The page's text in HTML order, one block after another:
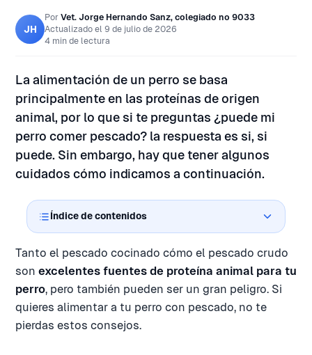
JH
Por Vet. Jorge Hernando Sanz, colegiado nº 9033
Actualizado el 9 de julio de 2026
4 min de lectura
La alimentación de un perro se basa
principalmente en las proteínas de origen
animal, por lo que si te preguntas ¿puede mi
perro comer pescado? la respuesta es si, si
puede. Sin embargo, hay que tener algunos
cuidados cómo indicamos a continuación.
Índice de contenidos
Tanto el pescado cocinado cómo el pescado crudo
son excelentes fuentes de proteína animal para tu
perro, pero también pueden ser un gran peligro. Si
quieres alimentar a tu perro con pescado, no te
pierdas estos consejos.